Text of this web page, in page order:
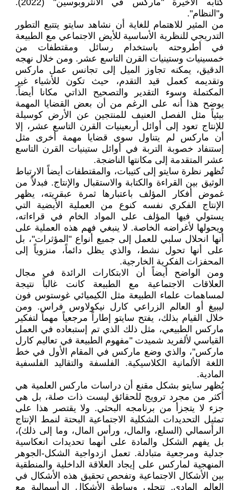
كتابه الأخيرة "ماركس في الأنثروبوسين" (2022).
و"النظام".
من المثير للاهتمام للغاية أن نشاهد سايتو يتتبع التطور
التدريجي للنظرية الأساسية للأيض الاجتماعي مع الطبيعة
في أطروحته باستخدام رسائل ومقتطفات من
خمسينيات وستينيات القرن التاسع عشر. ومن خلال نهجه
الدقيق، يمكنه تجاوز الميل إلى تجانس عمل ماركس
وتقديمه كعمل قيد التقدم، حيث تكون للأشياء غير
المكتملة وسوء التقدير والتصحيح الذاتي مكانا أيضاً.
يوضح هذا أنه على الرغم من أن بعض القضايا المهمة
بيئياً مثل الفصل العنيف للمنتجين عن الأرض كوسيلة
للإنتاج تعود إلى أوائل أربعينيات القرن التاسع عشر، إلا
أن ماركس لم يتناول سوى قضايا مهمة أخرى مثل
إستنفاد خصوبة التربة في أوائل ستينيات القرن التاسع
عشر المتقدمة إلى مكانتها الناضجة.
تُظهر نظرة سايتو إلى كتيبات، والمقتطفات أيضاً الارتباط
الوثيق بين القراءة والكتابة والاستقبال والإنتاج. فبدلاً من
غموض أفكار المؤلف باعتبارها ثمرة عبقريته، يظهر
الإنتاج الفكري نفسه كنوع من العملية الأيضية التي
يستولي فيها المؤلف على المواد الخام في قراءاته،
ويحولها لأغراضه الخاصة. لا ينبغي فهم هذه العملية على
أنها انحلال سلبي للعمل إلى جميع أنواع "المؤثرات"، بل
على أنها تحول نشط، والذي يظل دائماً، منزوياً إلى
المحفزات الفكرية الخارجية.
ومن الواضح أيضاً أن الابتكارات الرائدة في مجال
العلاقات الاجتماعية مع الطبيعة كانت غالباً نتيجة
لمساهمات علماء الطبيعة مثل الكيميائي غوستوس فون
ليبيغ أو العالم الزراعي كارل نيكولاوس فراس. ومن
خلال القيام بذلك، يفتح سايتو إطاراً مرجعياً مهماً لتفكير
ماركس الطبيعي، مثل ذلك الذي تم إستبعاده في العمل
القياسي لألفريد شميدت "مفهوم الطبيعة في تعاليم كارل
ماركس"، والذي وضع ماركس في المقام الأول في خط
اللغة الألمانية الكلاسيكية. الفلسفة والتقاليد الفلسفية
المادية.
يُظهر سايتو بشكل مقنع أن دراسات ماركس العلمية هي
أكثر من مجرد ترويج للحقائق ليست ذات صلة، بل هي
جزء لا يتجزأ من برنامجه البحثي. ولا يقتصر هذا على
تمثيل التحديدات الشكلية الاجتماعية البحتة لنمط الإنتاج
الرأسمالي (السلع، والمال، ورأس المال، وما إلى ذلك)،
بل يفهم الشكل والمادة على أنهما تحديدات انعكاسية
جدلية ومرجعية متبادلة. تعمل ازدواجية الشكل-الجوهر
المنهجية لماركس على إيجاد العلاقة الداخلية والمنطقية
بين الأشكال الاجتماعية وتفحص تحقيق هذه الأشكال في
العالم المادي. تتجلى وساطة الأشكال الرأسمالية مع